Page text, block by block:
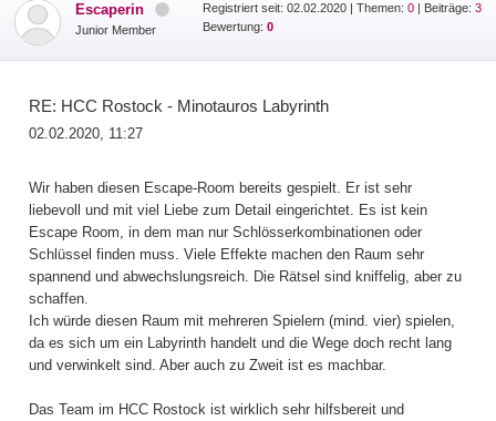
Escaperin
Junior Member
Registriert seit: 02.02.2020 |Themen:0 | Beiträge:3
Bewertung:0
RE: HCC Rostock - Minotauros Labyrinth
02.02.2020, 11:27
Wir haben diesen Escape-Room bereits gespielt. Er ist sehr
liebevoll und mit viel Liebe zum Detail eingerichtet. Es ist kein
Escape Room, in dem man nur Schlösserkombinationen oder
Schlüssel finden muss. Viele Effekte machen den Raum sehr
spannend und abwechslungsreich. Die Rätsel sind kniffelig, aber zu
schaffen.
Ich würde diesen Raum mit mehreren Spielern (mind. vier) spielen,
da es sich um ein Labyrinth handelt und die Wege doch recht lang
und verwinkelt sind. Aber auch zu Zweit ist es machbar.
Das Team im HCC Rostock ist wirklich sehr hilfsbereit und